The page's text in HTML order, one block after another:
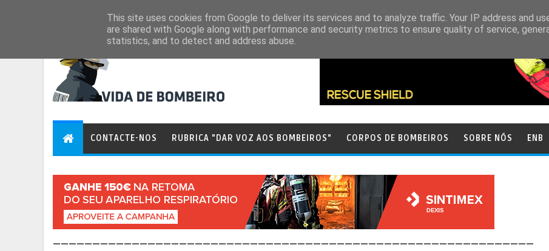
CONTACTE-NOS RUBRICA "DAR VOZ AOS BOMBEIROS" CORPOS DE BOMBEIROS SOBRE NÓS ENB
This site uses cookies from Google to deliver its services and to analyze traffic. Your IP address and
are shared with Google along with performance and security metrics to ensure quality of service,
statistics, and to detect and address abuse.